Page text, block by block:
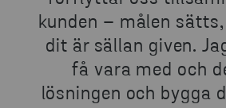
kunden – målen
dit är sällan given.
få vara med och
lösningen och bygga